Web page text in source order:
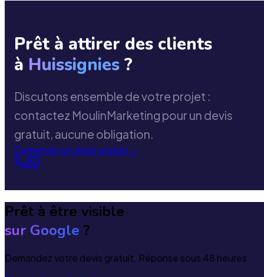
Prêt à attirer des clients
à Huissignies ?
Discutons ensemble de votre projet :
contactez MoulinMarketing pour un devis
gratuit, aucune obligation.
Demander un devis gratuit→
Prêt à être visible
sur Google ?
Demandez votre devis gratuit. Réponse sous 48 heures.